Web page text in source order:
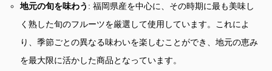
地元の旬を味わう : 福岡県産を中心に、その時期に最も美味し
く熟した旬のフルーツを厳選して使用しています。これによ
り、季節ごとの異なる味わいを楽しむことができ、地元の恵み
を最大限に活かした商品となっています。